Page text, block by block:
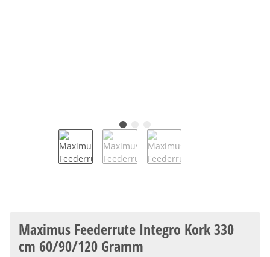
Maximus Feederrute Integro Kork 330
cm 60/90/120 Gramm